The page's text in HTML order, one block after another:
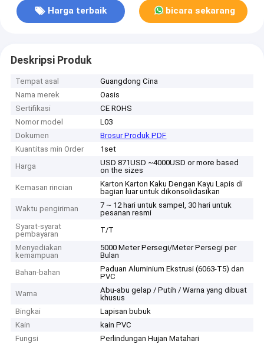
Harga terbaik bicara sekarang
Deskripsi Produk
Tempat asal
Guangdong Cina
Nama merek
Oasis
Sertifikasi
CE ROHS
Nomor model
L03
Dokumen
Brosur Produk PDF
Kuantitas min Order
1set
Harga
USD 871USD ~4000USD or more based
on the sizes
Kemasan rincian
Karton Karton Kaku Dengan Kayu Lapis di
bagian luar untuk dikonsolidasikan
Waktu pengiriman
7 ~ 12 hari untuk sampel, 30 hari untuk
pesanan resmi
Syarat-syarat
pembayaran
T/T
Menyediakan
kemampuan
5000 Meter Persegi/Meter Persegi per
Bulan
Bahan-bahan
Paduan Aluminium Ekstrusi (6063-T5) dan
PVC
Warna
Abu-abu gelap / Putih / Warna yang dibuat
khusus
Bingkai
Lapisan bubuk
Kain
kain PVC
Fungsi
Perlindungan Hujan Matahari